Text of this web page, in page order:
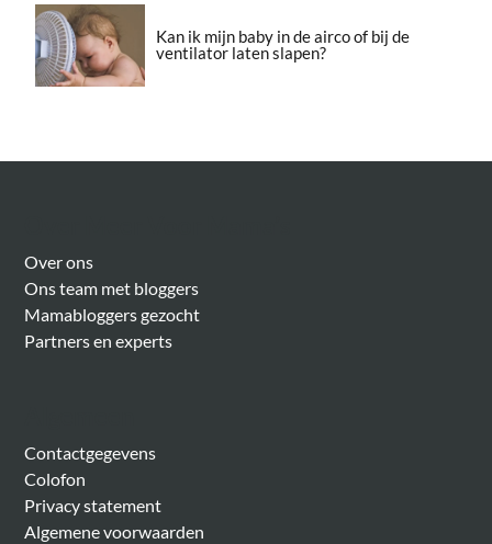
Kan ik mijn baby in de airco of bij de
ventilator laten slapen?
Over ons
Ons team met bloggers
Mamabloggers gezocht
Partners en experts
Contactgegevens
Colofon
Privacy statement
Algemene voorwaarden